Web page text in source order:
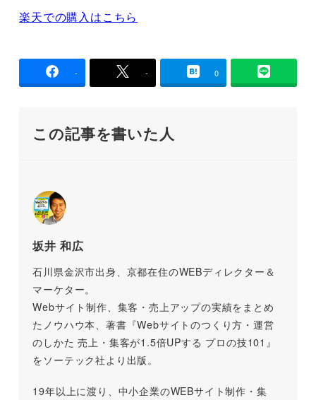
楽天での購入はこちら
- - 0
この記事を書いた人
坂井 和広
石川県金沢市出身、京都在住のWEBディレクター＆
マーケター。
Webサイト制作、集客・売上アップの実績をまとめ
たノウハウ本、著書『Webサイトのつくり方・運営
のしかた 売上・集客が1.5倍UPする プロの技101』
をソーテック社より出版。
19年以上に渡り、中小企業のWEBサイト制作・集